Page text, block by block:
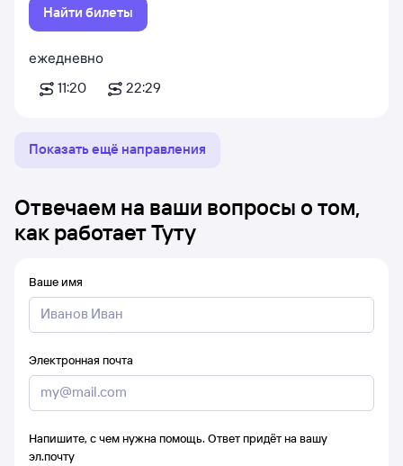
Найти билеты
ежедневно
11:20
22:29
Показать ещё направления
Отвечаем на ваши вопросы о том,
как работает Туту
Ваше имя
Электронная почта
Напишите, с чем нужна помощь. Ответ придёт на вашу
эл.почту